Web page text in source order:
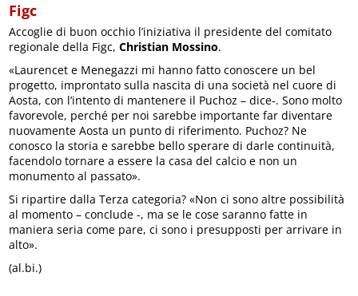
Figc
Accoglie di buon occhio l’iniziativa il presidente del comitato
regionale della Figc,Christian Mossino.
«Laurencet e Menegazzi mi hanno fatto conoscere un bel
progetto, improntato sulla nascita di una società nel cuore di
Aosta, con l’intento di mantenere il Puchoz – dice-. Sono molto
favorevole, perché per noi sarebbe importante far diventare
nuovamente Aosta un punto di riferimento. Puchoz? Ne
conosco la storia e sarebbe bello sperare di darle continuità,
facendolo tornare a essere la casa del calcio e non un
monumento al passato».
Si ripartire dalla Terza categoria? «Non ci sono altre possibilità
al momento – conclude -, ma se le cose saranno fatte in
maniera seria come pare, ci sono i presupposti per arrivare in
alto».
(al.bi.)